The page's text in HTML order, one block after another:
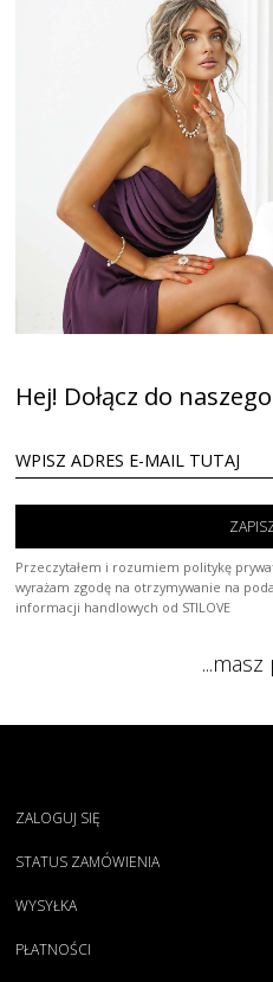
Hej! Dołącz do
Przeczytałem i rozumiem politykę
wyrażam zgodę na otrzymywanie na
informacji handlowych od STILOVE
ZALOGUJ SIĘ
STATUS ZAMÓWIENIA
WYSYŁKA
PŁATNOŚCI